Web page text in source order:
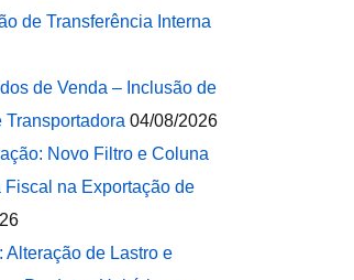
de Transferência Interna
de Venda – Inclusão de
Transportadora 04/08/2026
Novo Filtro e Coluna
Fiscal na Exportação de
Alteração de Lastro e